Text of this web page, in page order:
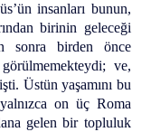
insanları bunun,
birinin geleceği
sonra birden önce
ve,
Üstün yaşamını bu
on üç Roma
gelen bir topluluk